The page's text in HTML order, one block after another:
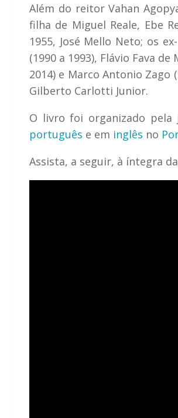
Além do reitor Vahan
filha de Miguel Reale, Ebe
1955, José Mello Neto; os
(1990 a 1993), Flávio Fava de
2014) e Marco Antonio Zago
Gilberto Carlotti Junior.
O livro foi organizado pela
português e em inglês no
Assista, a seguir, à íntegra